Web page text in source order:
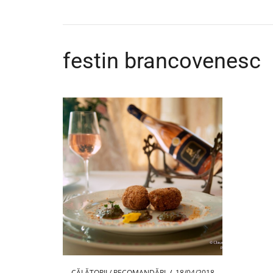
festin brancovenesc